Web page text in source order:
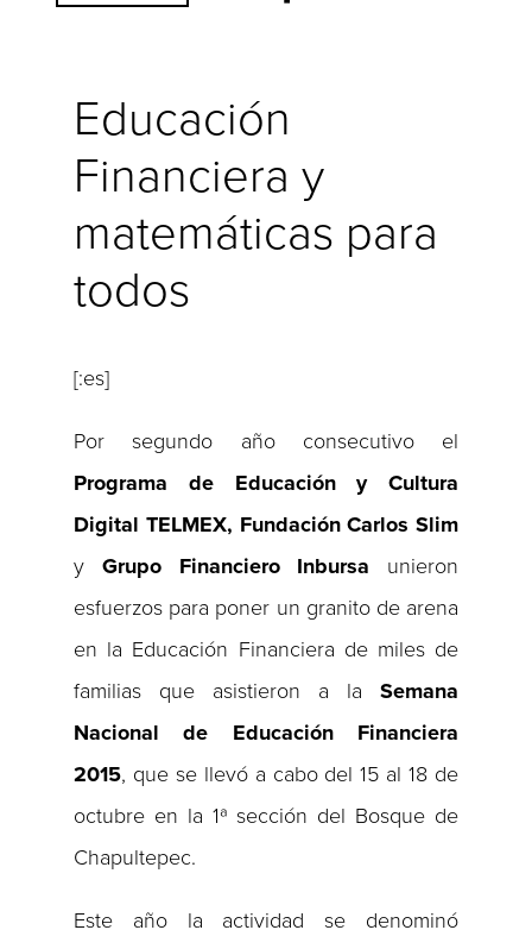
Educación
Financiera y
matemáticas para
todos
[:es]
Por segundo año consecutivo el
Programa de Educación y Cultura
Digital TELMEX, Fundación Carlos Slim
y Grupo Financiero Inbursa unieron
esfuerzos para poner un granito de arena
en la Educación Financiera de miles de
familias que asistieron a la Semana
Nacional de Educación Financiera
2015, que se llevó a cabo del 15 al 18 de
octubre en la 1ª sección del Bosque de
Chapultepec.
Este año la actividad se denominó